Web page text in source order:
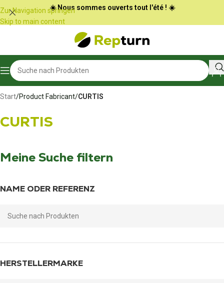
Cookie-Einstellungen
Zur Navigation springen
Skip to main content
☀️ Nous sommes ouverts tout l'été ! ☀️
Start/Product Fabricant/CURTIS
CURTIS
Meine Suche filtern
NAME ODER REFERENZ
HERSTELLERMARKE